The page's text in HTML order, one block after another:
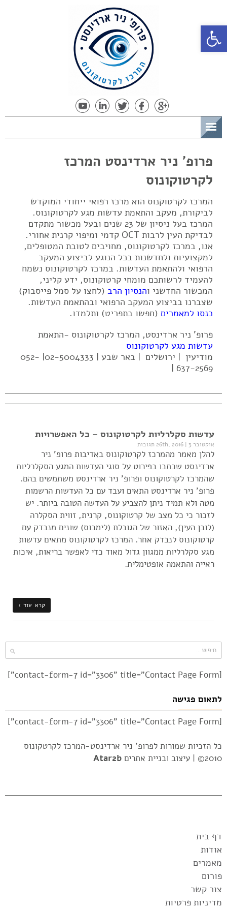
פתח סרגל נגישות
פרופ' ניר ארדינסט המרכז
לקרטוקונוס
המרכז לקרטוקנוס הוא מרכז רפואי ייחודי המוקדש
לביקורת, מעקב והתאמת עדשות מגע לקרטוקונוס.
המרכז בעל ניסיון של 23 שנים ובעל מכשור מתקדם
לבדיקת העין לרבות OCT קדמי ומיפוי קרנית אחורי.
אנו, במרכז לקרטוקונוס, מחויבים לטובת המטופלים,
למקצועיות ולחדשנות בכל הנוגע לביצוע המעקב
הרפואי ולהתאמת העדשות. במרכז לקרטוקונוס נשמח
להעמיד לרשותכם מומחי קרטוקונוס, ידע קליני,
המכשור החדשני והנסיון הרב (לחצו על סמל פייסבוק)
שצברנו בביצוע המעקב הרפואי ובהתאמת העדשות.
כנסו למאמרים (חפשו בתפריט) ותלמדו.
פרופ' ניר ארדינסט, המרכז לקרטוקונוס -התאמת
עדשות מגע לקרטוקונוס
מודיעין | ירושלים | באר שבע | 02-5004333| 052-
637-2569 |
עדשות סקלרליות לקרטוקונוס – כל האפשרויות
אוקטובר 26th, 2016 | 3 תגובות
להלן מאמר מהמרכז לקרטוקונוס באדיבות פרופ' ניר
ארדינסט שכתבו בפירוט על סוגי העדשות המגע הסקלרליות
שהמרכז לקרטוקונוס ופרופ' ניר ארדינסט משתמשים בהם.
פרופ' ניר ארדינסט התאים ועבד עם כל העדשות הרשמות
מטה ולא תמיד ניתן להצביע על העדשה הטובה ביותר. יש
לזכור כי כל מצב של קרטוקונוס, קרנית, זווית הסקלרה
(לובן העין), האזור של הגובלת (לימבוס) שונים מנבדק עם
קרטוקונוס לנבדק אחר. המרכז לקרטוקונוס מתאים עדשות
מגע סקלרליות ממגוון גדול מאוד כדי לאפשר בריאות, איכות
ראייה והתאמה אופטימלית.
קרא עוד ›
[contact-form-7 id="3306" title="Contact Page Form"]
לתאום פגישה
[contact-form-7 id="3306" title="Contact Page Form"]
כל הזכיות שמורות לפרופ' ניר ארדינסט-המרכז לקרטקונוס
2010© |
עיצוב ובניית אתרים Atar2b
דף בית
אודות
מאמרים
פורום
צור קשר
מדיניות פרטיות